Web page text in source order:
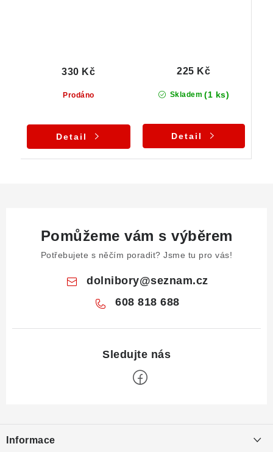
Prodáno
330 Kč
Detail
Skladem (1 ks)
225 Kč
Detail
Pomůžeme vám s výběrem
Potřebujete s něčím poradit? Jsme tu pro vás!
dolnibory@seznam.cz
608 818 688
pInformace